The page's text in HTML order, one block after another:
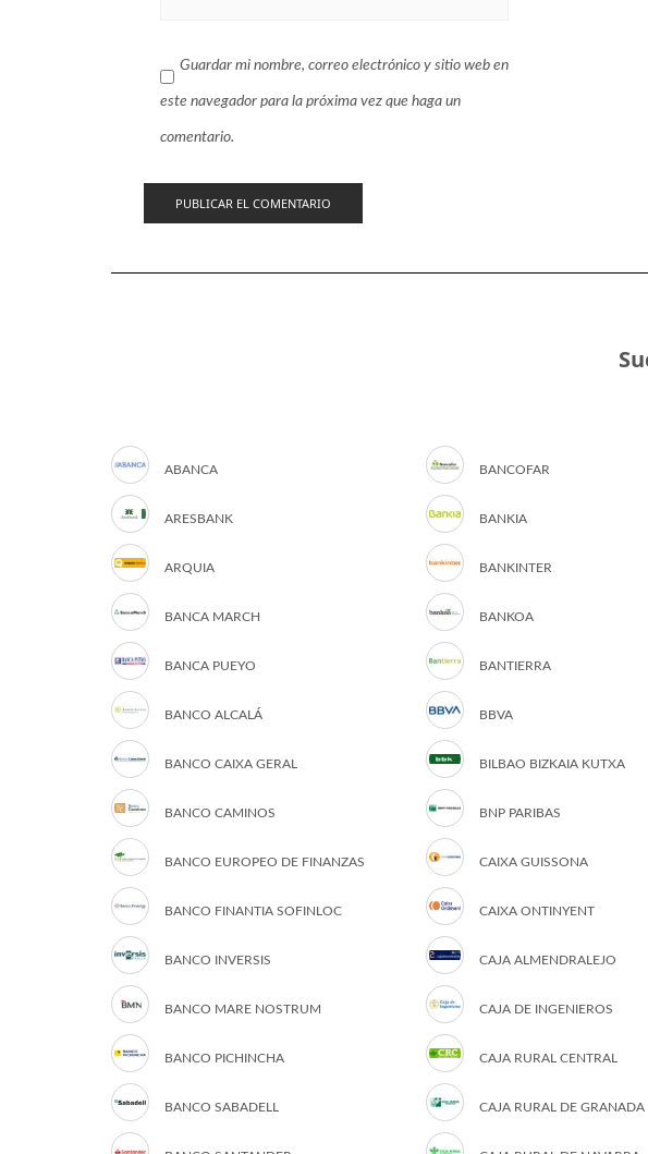
Guardar mi nombre, correo electrónico y sitio web en
este navegador para la próxima vez que haga un
comentario.
ABANCA
ARESBANK
ARQUIA
BANCA MARCH
BANCA PUEYO
BANCO ALCALÁ
BANCO CAIXA GERAL
BANCO CAMINOS
BANCO EUROPEO DE FINANZAS
BANCO FINANTIA SOFINLOC
BANCO INVERSIS
BANCO MARE NOSTRUM
BANCO PICHINCHA
BANCO SABADELL
BANCOFAR
BANKIA
BANKINTER
BANKOA
BANTIERRA
BBVA
BILBAO BIZKAIA KUTXA
BNP PARIBAS
CAIXA GUISSONA
CAIXA ONTINYENT
CAJA ALMENDRALEJO
CAJA DE INGENIEROS
CAJA RURAL CENTRAL
CAJA RURAL DE GRANADA